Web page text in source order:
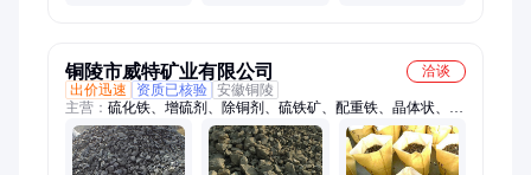
铜陵市威特矿业有限公司
洽谈
出价迅速
资质已核验 安徽铜陵
主营： 硫化铁、增硫剂、除铜剂、硫铁矿、配重铁、晶体状、包
芯线、24目砂轮、还原铁粉、地区砂轮、地区雕刻、耐磨地坪、
钛合金砂、硅铁自然、树脂砂轮、硫化亚铁、地区磨料、锂电池